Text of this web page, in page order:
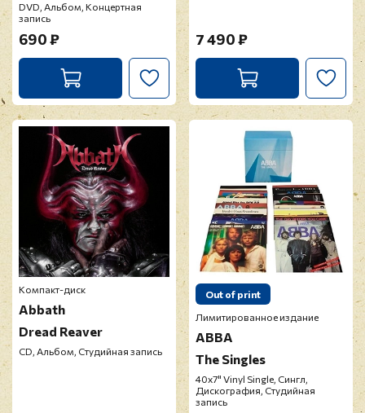
DVD, Альбом, Концертная
запись
690 ₽ 7 490 ₽
Компакт-диск
Abbath
Dread Reaver
CD, Альбом, Студийная запись
Out of print
Лимитированное издание
ABBA
The Singles
40х7" Vinyl Single, Сингл,
Дискография, Студийная
запись